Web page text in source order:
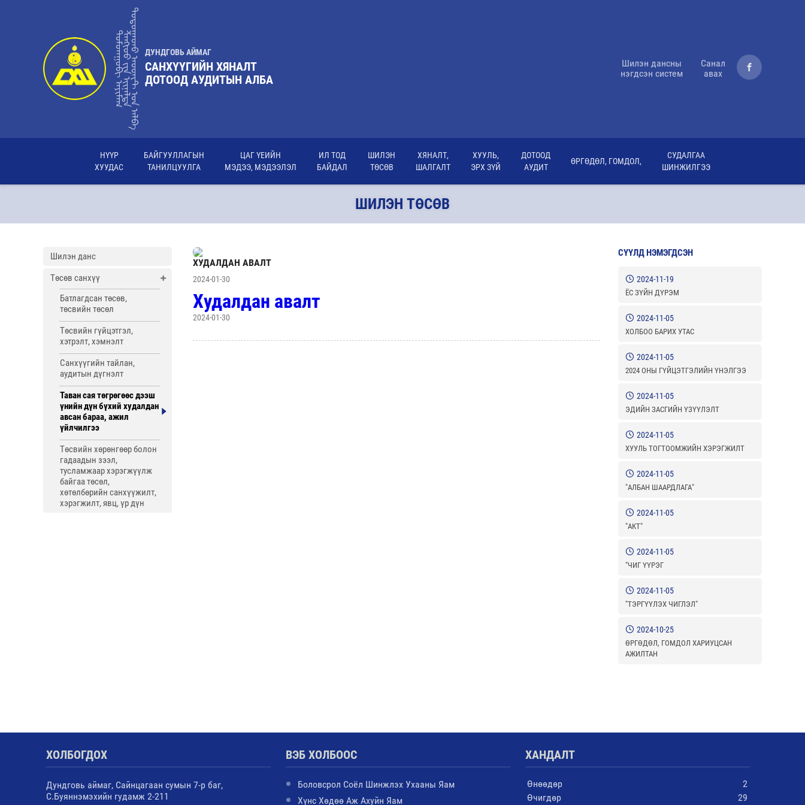
ᠳᠤᠮᠳᠠᠭᠣᠪᠢ ᠠᠶᠢᠮᠠᠭᠰᠠᠩᢈᠦᠦ ᠶ᠋ᠢᠨ ᢈᠢᠨᠠᠯᠲᠠᠳᠣᠲᠤᠭᠠᠳᠤ ᠠᠦᠳᠢᠲ ᠤ᠋ᠨ ᠠᠯᠪᠠ ДУНДГОВЬ АЙМАГ
САНХҮҮГИЙН ХЯНАЛТ
ДОТООД АУДИТЫН АЛБА
Шилэн дансны
нэгдсэн систем
Санал
авах
НҮҮР
ХУУДАС
БАЙГУУЛЛАГЫН
ТАНИЛЦУУЛГА
ЦАГ ҮЕИЙН
МЭДЭЭ, МЭДЭЭЛЭЛ
ИЛ ТОД
БАЙДАЛ
ШИЛЭН
ТӨСӨВ
ХЯНАЛТ,
ШАЛГАЛТ
ХУУЛЬ,
ЭРХ ЗҮЙ
ДОТООД
АУДИТ
ӨРГӨДӨЛ, ГОМДОЛ,
СУДАЛГАА
ШИНЖИЛГЭЭ
ШИЛЭН ТӨСӨВ
Шилэн данс
Төсөв санхүү
Батлагдсан төсөв,
төсвийн төсөл
Төсвийн гүйцэтгэл,
хэтрэлт, хэмнэлт
Санхүүгийн тайлан,
аудитын дүгнэлт
Таван сая төгрөгөөс дээш
үнийн дүн бүхий худалдан
авсан бараа, ажил
үйлчилгээ
Төсвийн хөрөнгөөр болон
гадаадын зээл,
тусламжаар хэрэгжүүлж
байгаа төсөл,
хөтөлбөрийн санхүүжилт,
хэрэгжилт, явц, үр дүн
ХУДАЛДАН АВАЛТ
2024-01-30
Худалдан авалт
2024-01-30
СҮҮЛД НЭМЭГДСЭН
2024-11-19
ЁС ЗҮЙН ДҮРЭМ
2024-11-05
ХОЛБОО БАРИХ УТАС
2024-11-05
2024 ОНЫ ГҮЙЦЭТГЭЛИЙН ҮНЭЛГЭЭ
2024-11-05
ЭДИЙН ЗАСГИЙН ҮЗҮҮЛЭЛТ
2024-11-05
ХУУЛЬ ТОГТООМЖИЙН ХЭРЭГЖИЛТ
2024-11-05
"АЛБАН ШААРДЛАГА"
2024-11-05
"АКТ"
2024-11-05
"ЧИГ ҮҮРЭГ
2024-11-05
"ТЭРГҮҮЛЭХ ЧИГЛЭЛ"
2024-10-25
ӨРГӨДӨЛ, ГОМДОЛ ХАРИУЦСАН
АЖИЛТАН
ХОЛБОГДОХ
Дундговь аймаг, Сайнцагаан сумын 7-р баг,
С.Буяннэмэхийн гудамж 2-211
ВЭБ ХОЛБООС
Боловсрол Соёл Шинжлэх Ухааны Яам
Хүнс Хөдөө Аж Ахуйн Яам
ХАНДАЛТ
Өнөөдөр
2
Өчигдөр
29